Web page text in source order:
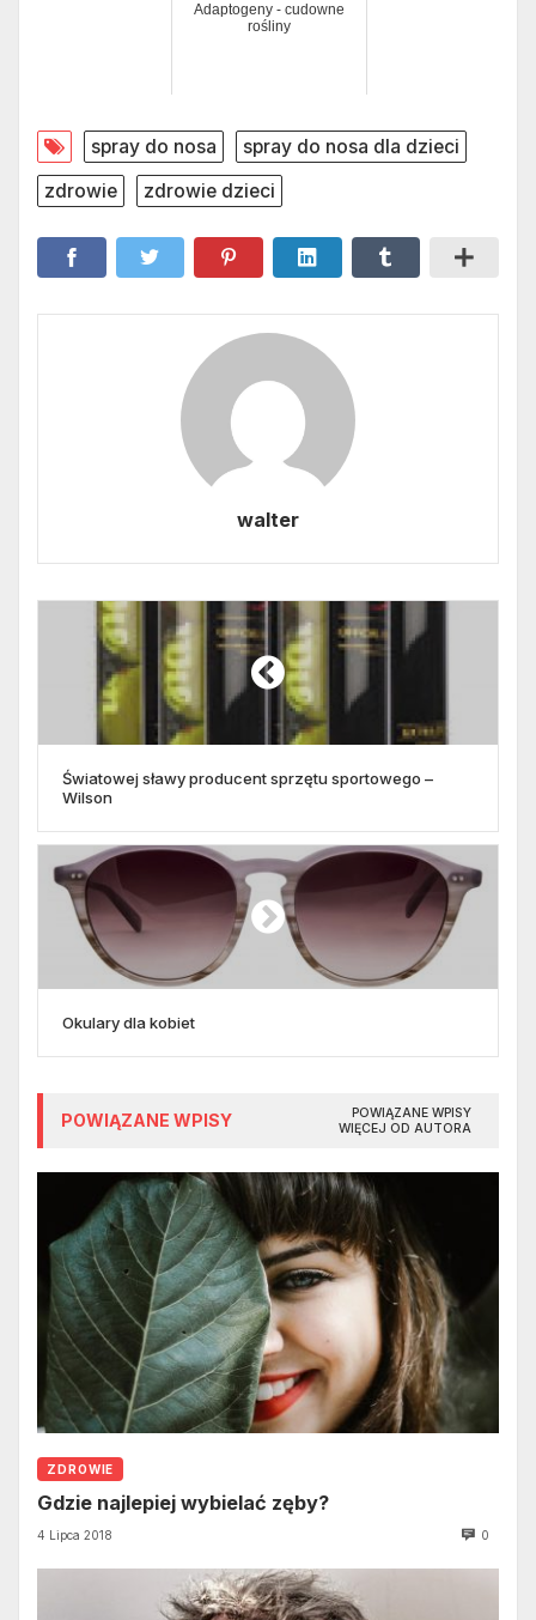
Adaptogeny - cudowne
rośliny
spray do nosa
spray do nosa dla dzieci
zdrowie
zdrowie dzieci
walter
Światowej sławy producent sprzętu sportowego –
Wilson
Okulary dla kobiet
POWIĄZANE WPISY
POWIĄZANE WPISY
WIĘCEJ OD AUTORA
ZDROWIE
Gdzie najlepiej wybielać zęby?
4 Lipca 2018 0